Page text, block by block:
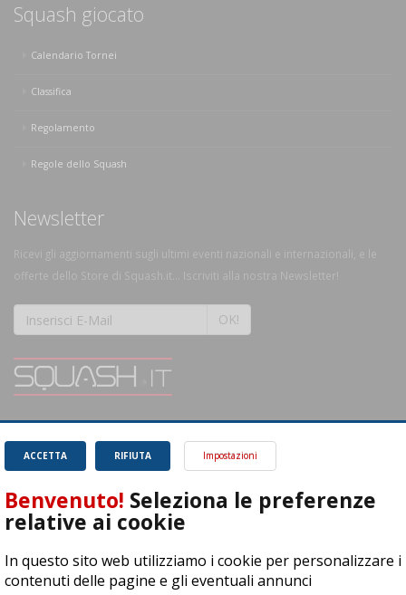
Squash giocato
Calendario Tornei
Classifica
Regolamento
Regole dello Squash
Newsletter
Ricevi gli aggiornamenti sugli ultimi eventi nazionali e internazionali, e le
offerte dello Store di Squash.it... Iscriviti alla nostra Newsletter!
OK!
SQUASH.it: Il punto di riferimento quotidiano per tutti gli amanti di questo
magnifico sport.
Leggi
RIFIUTA
ACCETTA Impostazioni
Benvenuto! Seleziona le preferenze
relative ai cookie
In questo sito web utilizziamo i cookie per personalizzare i
contenuti delle pagine e gli eventuali annunci
ASD Let's Sport - Via T. Olivelli 3, 25014 Castenedolo (BS) - P. Iva:
04278030988